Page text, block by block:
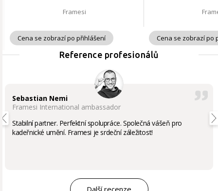
Framesi
Cena se zobrazí po přihlášení Cena se zobrazí po
Reference profesionálů
Sebastian Nemi
Framesi International ambassador
Stabilní partner. Perfektní spolupráce. Společná vášeň pro
kadeřnické umění. Framesi je srdeční záležitost!